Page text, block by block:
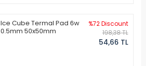
Ice Cube Termal Pad 6w
0.5mm 50x50mm
%72 Discount
198,38 TL
54,66 TL